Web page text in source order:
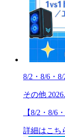
8/2・8/6・8/
その他
【8/2・8/6
詳細はこち